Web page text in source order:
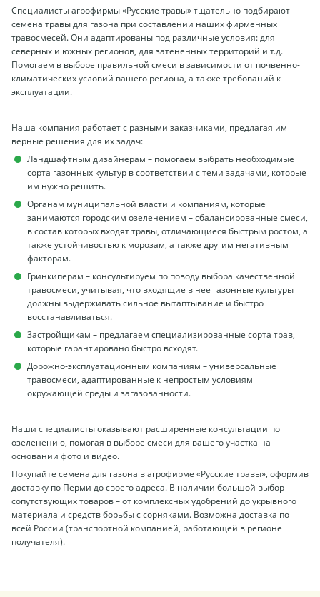
Специалисты агрофирмы «Русские травы» тщательно подбирают
семена травы для газона при составлении наших фирменных
травосмесей. Они адаптированы под различные условия: для
северных и южных регионов, для затененных территорий и т.д.
Помогаем в выборе правильной смеси в зависимости от почвенно-
климатических условий вашего региона, а также требований к
эксплуатации.
Наша компания работает с разными заказчиками, предлагая им
верные решения для их задач:
Ландшафтным дизайнерам – помогаем выбрать необходимые
сорта газонных культур в соответствии с теми задачами, которые
им нужно решить.
Органам муниципальной власти и компаниям, которые
занимаются городским озеленением – сбалансированные смеси,
в состав которых входят травы, отличающиеся быстрым ростом, а
также устойчивостью к морозам, а также другим негативным
факторам.
Гринкиперам – консультируем по поводу выбора качественной
травосмеси, учитывая, что входящие в нее газонные культуры
должны выдерживать сильное вытаптывание и быстро
восстанавливаться.
Застройщикам – предлагаем специализированные сорта трав,
которые гарантировано быстро всходят.
Дорожно-эксплуатационным компаниям – универсальные
травосмеси, адаптированные к непростым условиям
окружающей среды и загазованности.
Наши специалисты оказывают расширенные консультации по
озеленению, помогая в выборе смеси для вашего участка на
основании фото и видео.
Покупайте семена для газона в агрофирме «Русские травы», оформив
доставку по Перми до своего адреса. В наличии большой выбор
сопутствующих товаров – от комплексных удобрений до укрывного
материала и средств борьбы с сорняками. Возможна доставка по
всей России (транспортной компанией, работающей в регионе
получателя).